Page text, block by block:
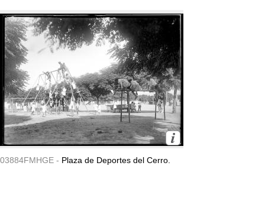
03884FMHGE - Plaza de Deportes del Cerro.